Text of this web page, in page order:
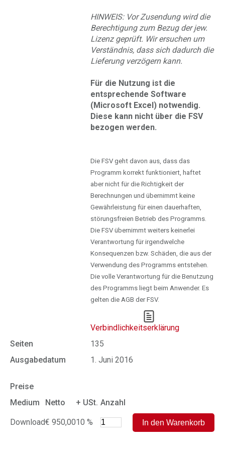
HINWEIS: Vor Zusendung wird die
Berechtigung zum Bezug der jew.
Lizenz geprüft. Wir ersuchen um
Verständnis, dass sich dadurch die
Lieferung verzögern kann.
Für die Nutzung ist die
entsprechende Software
(Microsoft Excel) notwendig.
Diese kann nicht über die FSV
bezogen werden.
Die FSV geht davon aus, dass das
Programm korrekt funktioniert, haftet
aber nicht für die Richtigkeit der
Berechnungen und übernimmt keine
Gewährleistung für einen dauerhaften,
störungsfreien Betrieb des Programms.
Die FSV übernimmt weiters keinerlei
Verantwortung für irgendwelche
Konsequenzen bzw. Schäden, die aus der
Verwendung des Programms entstehen.
Die volle Verantwortung für die Benutzung
des Programms liegt beim Anwender. Es
gelten die AGB der FSV.
Verbindlichkeitserklärung
Seiten
135
Ausgabedatum
1. Juni 2016
Preise
Medium
Netto + USt. Anzahl
Download€ 950,0010 %